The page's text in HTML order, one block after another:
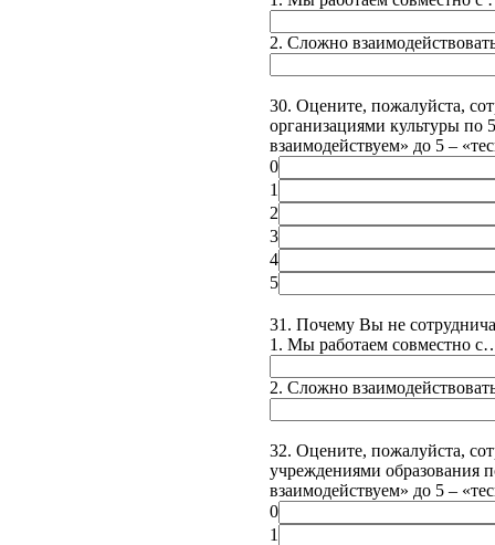
2. Сложно
30. Оцените, пожалуйста,
организациями культуры по
взаимодействуем» до 5 –
0
1
2
3
4
5
31. Почему Вы не
1. Мы работаем совместно
2. Сложно
32. Оцените, пожалуйста,
учреждениями образования
взаимодействуем» до 5 –
0
1